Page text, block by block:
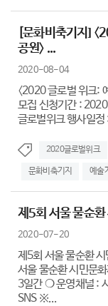
[문화비축기지]
공원〉 ...
2020-08-04
〈2020 글로벌 위크:
모집 신청기간 :
글로벌위크 행사일
2020글로벌위크
문화비축기지 예술
제5회 서울 물순환
2020-07-20
제5회 서울 물순환
서울 물순환 시민문
3일간 ❍ 운영채널 :
SNS ※...